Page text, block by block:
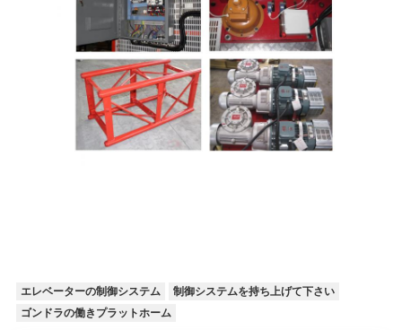
エレベーターの制御システム
制御システムを持ち上げて下さい
ゴンドラの働きプラットホーム